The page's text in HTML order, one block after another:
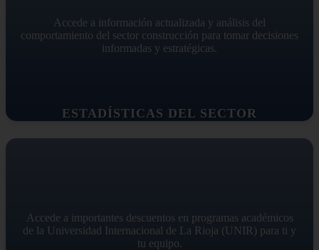
ESTADÍSTICAS DEL SECTOR
Accede a información actualizada y análisis del
comportamiento del sector construcción para tomar decisiones
informadas y estratégicas.
Accede a importantes descuentos en programas académicos
de la Universidad Internacional de La Rioja (UNIR) para ti y
tu equipo.